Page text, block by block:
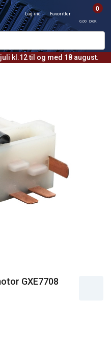
kl.12 til og med 18 august.
Log ind Favoritter
0
0,00 DKK
GXE7708